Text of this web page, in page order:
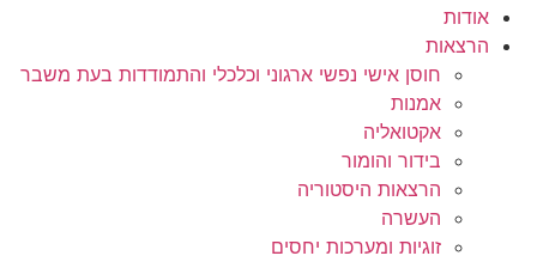
אודות
הרצאות
חוסן אישי נפשי ארגוני וכלכלי והתמודדות בעת משבר
אמנות
אקטואליה
בידור והומור
הרצאות היסטוריה
העשרה
זוגיות ומערכות יחסים